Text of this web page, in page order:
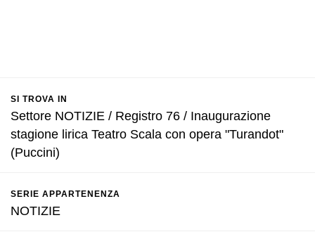
SI TROVA IN
Settore NOTIZIE / Registro 76 / Inaugurazione
stagione lirica Teatro Scala con opera "Turandot"
(Puccini)
SERIE APPARTENENZA
NOTIZIE